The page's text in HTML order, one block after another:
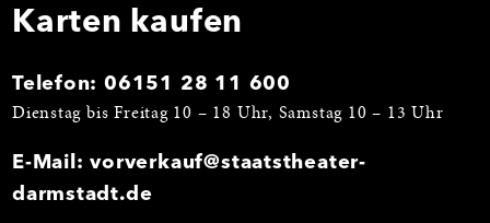
Karten kaufen
Telefon:06151 28 11 600
Dienstag bis Freitag 10 – 18 Uhr, Samstag 10 – 13 Uhr
E-Mail:vorverkauf@staatstheater-
darmstadt.de